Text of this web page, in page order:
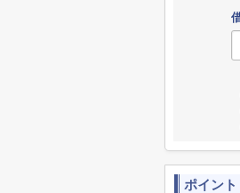
ポイン